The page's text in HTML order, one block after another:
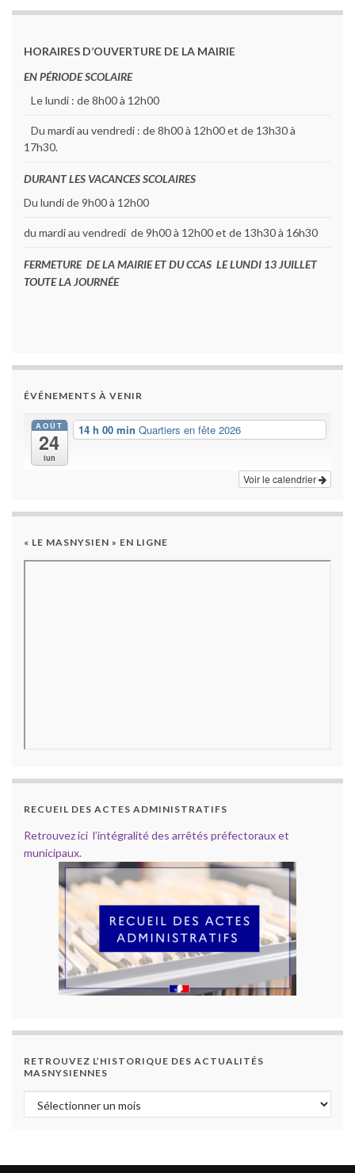
HORAIRES D’OUVERTURE DE LA MAIRIE
EN PÉRIODE SCOLAIRE
Le lundi : de 8h00 à 12h00
Du mardi au vendredi : de 8h00 à 12h00 et de 13h30 à
17h30.
DURANT LES VACANCES SCOLAIRES
Du lundi de 9h00 à 12h00
du mardi au vendredi de 9h00 à 12h00 et de 13h30 à 16h30
FERMETURE DE LA MAIRIE ET DU CCAS LE LUNDI 13 JUILLET
TOUTE LA JOURNÉE
ÉVÉNEMENTS À VENIR
AOÛT
24
lun
14 h 00 min Quartiers en fête 2026
Voir le calendrier
« LE MASNYSIEN » EN LIGNE
RECUEIL DES ACTES ADMINISTRATIFS
Retrouvez ici l’intégralité des arrêtés préfectoraux et
municipaux.
RETROUVEZ L’HISTORIQUE DES ACTUALITÉS
MASNYSIENNES
Retrouvez l’historique des actualités masnysiennes